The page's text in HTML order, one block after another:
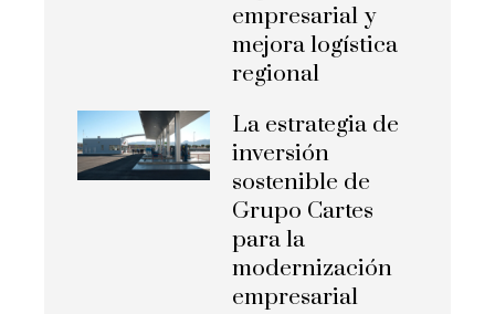
empresarial y
mejora logística
regional
La estrategia de
inversión
sostenible de
Grupo Cartes
para la
modernización
empresarial